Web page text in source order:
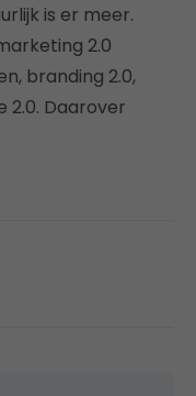
is er meer.
2.0
branding 2.0,
2.0. Daarover